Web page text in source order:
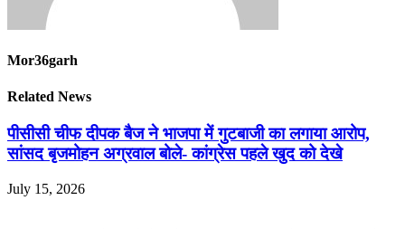
Mor36garh
Related News
पीसीसी चीफ दीपक बैज ने भाजपा में गुटबाजी का लगाया आरोप,
सांसद बृजमोहन अग्रवाल बोले- कांग्रेस पहले खुद को देखे
July 15, 2026